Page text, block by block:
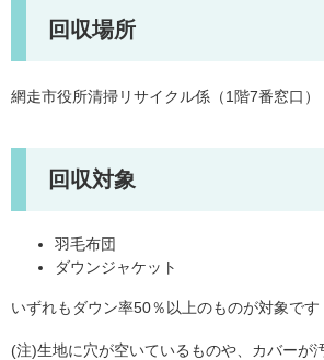
回収場所
網走市役所清掃リサイクル係（1階7番窓口）
回収対象
羽毛布団
ダウンジャケット
いずれもダウン率50％以上のものが対象です
(注)生地に穴が空いているものや、カバーが